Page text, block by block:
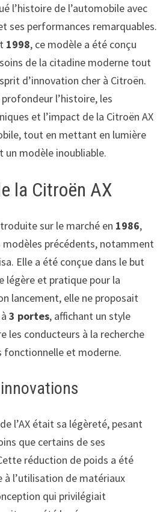
l’histoire de l’automobile avec
ses performances remarquables.
1998, ce modèle a été conçu
de la citadine moderne tout
d’innovation cher à Citroën.
l’histoire, les
et l’impact de la Citroën AX
tout en mettant en lumière
un modèle inoubliable.
la Citroën AX
sur le marché en 1986,
modèles précédents, notamment
Elle a été conçue dans le but
légère et pratique pour la
lancement, elle ne proposait
3 portes, affichant un style
les conducteurs à la recherche
fonctionnelle et moderne.
l’AX était sa légèreté, pesant
que certains de ses
réduction de poids a été
à l’utilisation de matériaux
qui privilégiait